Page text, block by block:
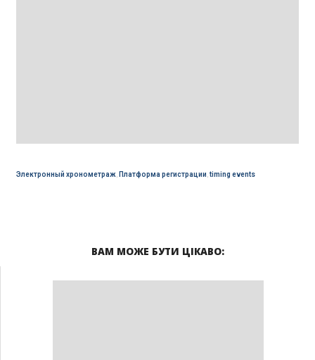
Электронный хронометраж, Платформа регистрации,timing events
ВАМ МОЖЕ БУТИ ЦІКАВО: